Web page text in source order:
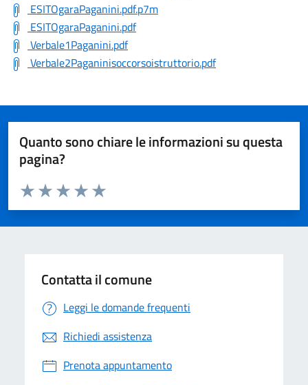
ESITOgaraPaganini.pdf.p7m
ESITOgaraPaganini.pdf
Verbale1Paganini.pdf
Verbale2Paganinisoccorsoistruttorio.pdf
Quanto sono chiare le informazioni su questa
pagina?
Valuta da 1 a 5 stelle la pagina
Valuta 5 stelle su 5
Valuta 4 stelle su 5
Valuta 3 stelle su 5
Valuta 2 stelle su 5
Valuta 1 stelle su 5
Contatta il comune
Leggi le domande frequenti
Richiedi assistenza
Prenota appuntamento